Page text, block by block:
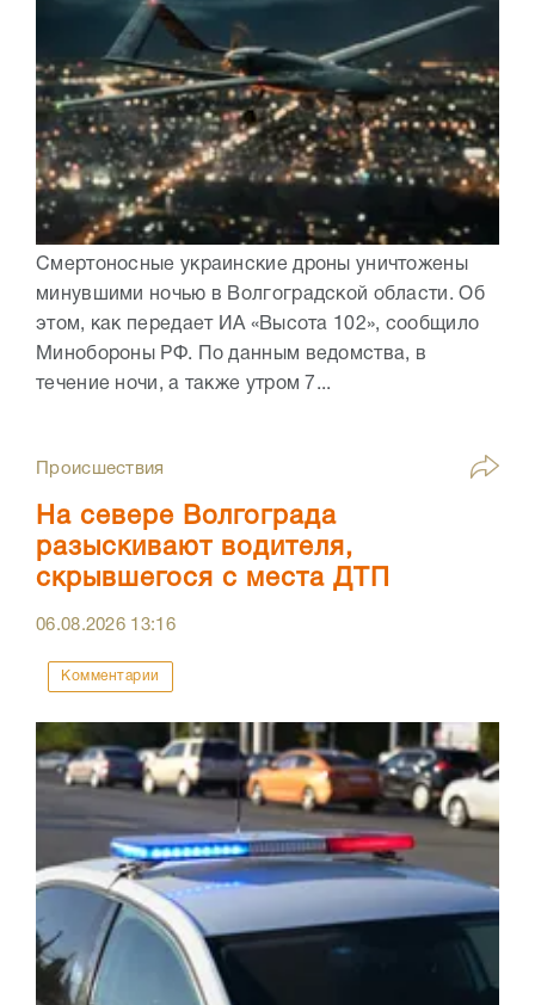
Смертоносные украинские дроны уничтожены
минувшими ночью в Волгоградской области. Об
этом, как передает ИА «Высота 102», сообщило
Минобороны РФ. По данным ведомства, в
течение ночи, а также утром 7...
Происшествия
На севере Волгограда
разыскивают водителя,
скрывшегося с места ДТП
06.08.2026 13:16
Комментарии